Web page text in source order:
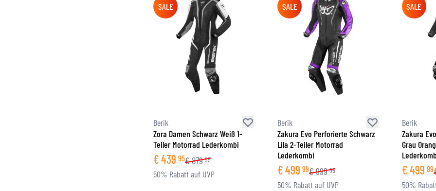
SALE
Berik
Zora Damen Schwarz Weiß 1-
Teiler Motorrad Lederkombi
€439 95€879 95
50% Rabatt auf UVP
SALE
Berik
Zakura Evo Perforierte Schwarz
Lila 2-Teiler Motorrad
Lederkombi
€499 99€999 95
50% Rabatt auf UVP
SALE
Berik
Zakura
Grau
€499 99
50%